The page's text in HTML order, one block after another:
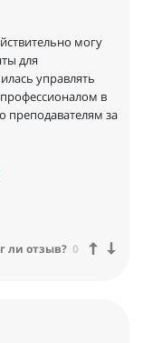
могу
для
управлять
в
преподавателям за
ли отзыв? 0